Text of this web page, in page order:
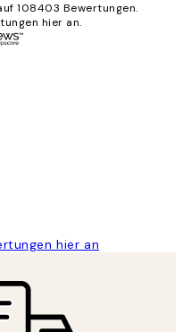
108403 Bewertungen.
hier an.
hier an